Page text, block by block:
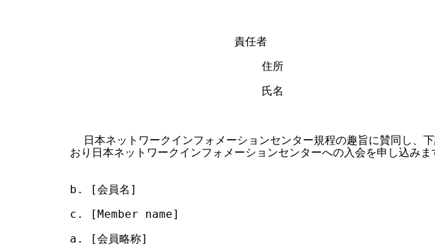
                        責任者
                            住所
氏名
日本ネットワークインフォメーションセンター規程の趣旨に賛同し、下
おり日本ネットワークインフォメーションセンターへの入会を申し込みま
b. [会員名]
c. [Member name]
a. [会員略称]